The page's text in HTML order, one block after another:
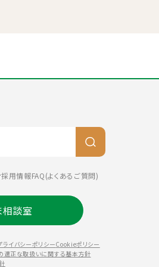
採用情報FAQ(よくあるご質問)
相談室
ライバシーポリシーCookieポリシー
適正な取扱いに関する基本方針